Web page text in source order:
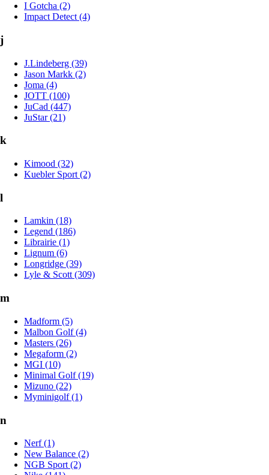
I Gotcha (2)
Impact Detect (4)
j
J.Lindeberg (39)
Jason Markk (2)
Joma (4)
JOTT (100)
JuCad (447)
JuStar (21)
k
Kimood (32)
Kuebler Sport (2)
l
Lamkin (18)
Legend (186)
Librairie (1)
Lignum (6)
Longridge (39)
Lyle & Scott (309)
m
Madform (5)
Malbon Golf (4)
Masters (26)
Megaform (2)
MGI (10)
Minimal Golf (19)
Mizuno (22)
Myminigolf (1)
n
Nerf (1)
New Balance (2)
NGB Sport (2)